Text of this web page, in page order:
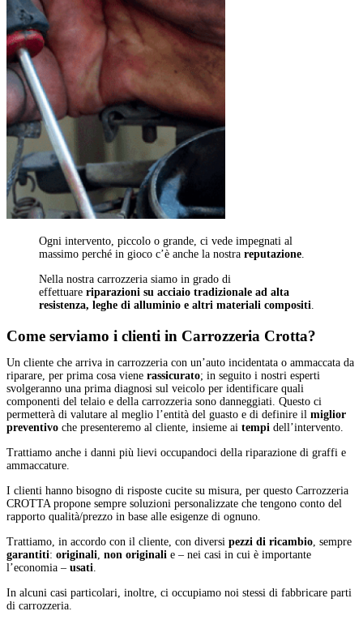
Ogni intervento, piccolo o grande, ci vede impegnati al
massimo perché in gioco c’è anche la nostra reputazione.
Nella nostra carrozzeria siamo in grado di
effettuare riparazioni su acciaio tradizionale ad alta
resistenza, leghe di alluminio e altri materiali compositi.
Come serviamo i clienti in Carrozzeria Crotta?
Un cliente che arriva in carrozzeria con un’auto incidentata o ammaccata da
riparare, per prima cosa viene rassicurato; in seguito i nostri esperti
svolgeranno una prima diagnosi sul veicolo per identificare quali
componenti del telaio e della carrozzeria sono danneggiati. Questo ci
permetterà di valutare al meglio l’entità del guasto e di definire il miglior
preventivo che presenteremo al cliente, insieme ai tempi dell’intervento.
Trattiamo anche i danni più lievi occupandoci della riparazione di graffi e
ammaccature.
I clienti hanno bisogno di risposte cucite su misura, per questo Carrozzeria
CROTTA propone sempre soluzioni personalizzate che tengono conto del
rapporto qualità/prezzo in base alle esigenze di ognuno.
Trattiamo, in accordo con il cliente, con diversi pezzi di ricambio, sempre
garantiti: originali, non originali e – nei casi in cui è importante
l’economia – usati.
In alcuni casi particolari, inoltre, ci occupiamo noi stessi di fabbricare parti
di carrozzeria.